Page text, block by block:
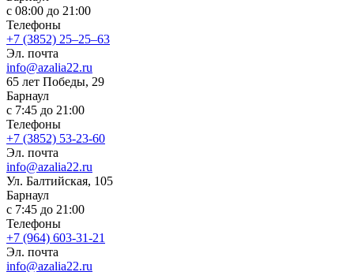
с 08:00 до 21:00
Телефоны
+7 (3852) 25‒25‒63
Эл. почта
info@azalia22.ru
65 лет Победы, 29
Барнаул
с 7:45 до 21:00
Телефоны
+7 (3852) 53-23-60
Эл. почта
info@azalia22.ru
Ул. Балтийская, 105
Барнаул
с 7:45 до 21:00
Телефоны
+7 (964) 603-31-21
Эл. почта
info@azalia22.ru